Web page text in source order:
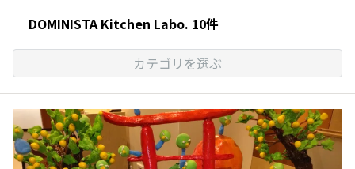
DOMINISTA Kitchen Labo. 10件
カテゴリを選ぶ